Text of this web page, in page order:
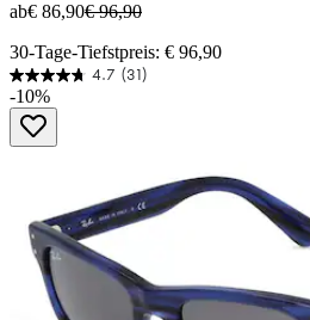
ab€ 86,90€ 96,90
30-Tage-Tiefstpreis: € 96,90
4.7 (31)
4.7
von
Sternen.
-10%